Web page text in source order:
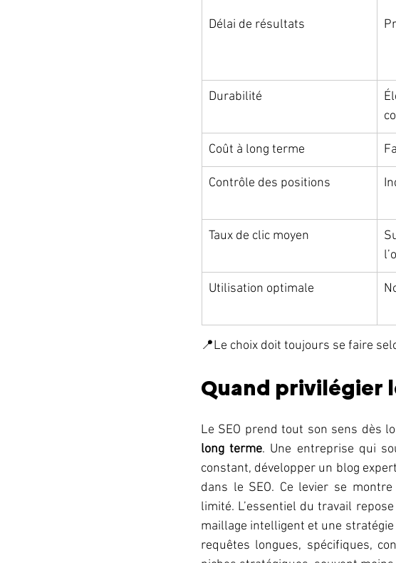
Délai de résultats
Durabilité
Coût à long terme
Contrôle des positions
Taux de clic moyen
Utilisation optimale
📍Le choix doit toujours se faire
Quand privilégier
Le SEO prend tout son sens dès
long terme. Une entreprise qui
constant, développer un blog
dans le SEO. Ce levier se
limité. L’essentiel du travail
maillage intelligent et une
requêtes longues, spécifiques,